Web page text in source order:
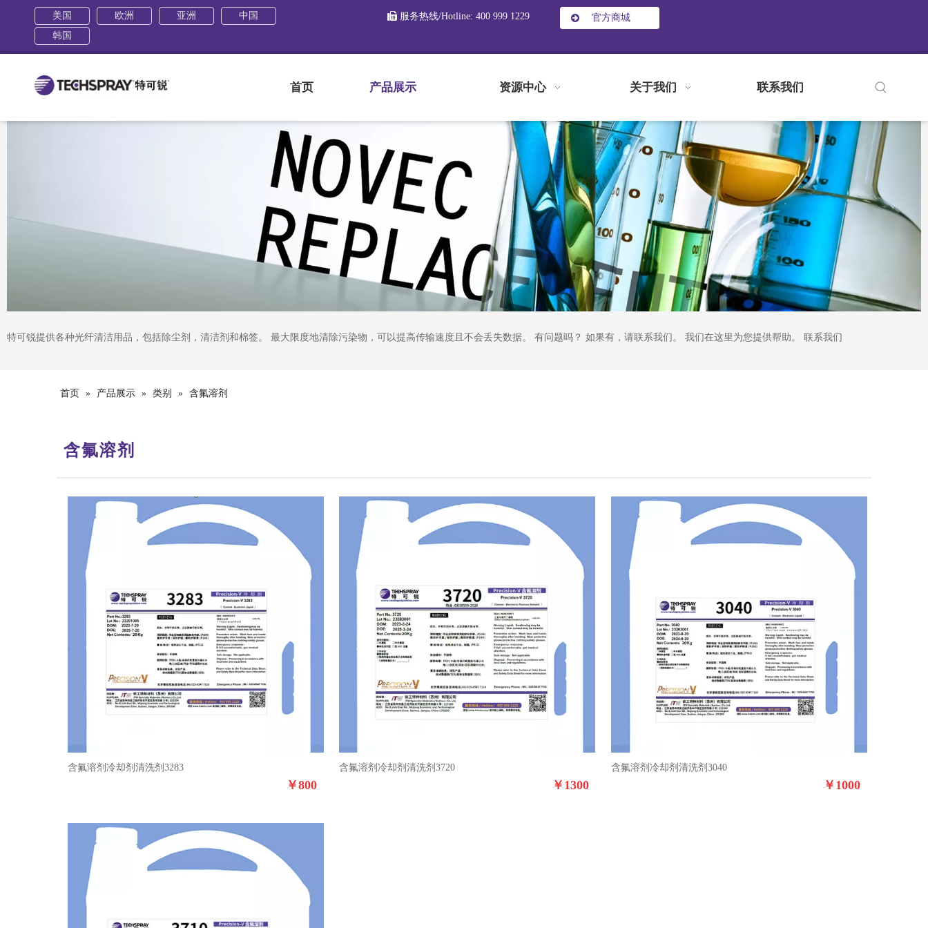
美国 欧洲 亚洲
中国
韩国
 服务热线/Hotline: 400 999 1229 官方商城
首页 产品展示 资源中心 关于我们 联系我们
特可锐提供各种光纤清洁用品，包括除尘剂，清洁剂和棉签。 最大限度地清除污染物，可以提高传输速度且不会丢失数据。 有问题吗？ 如果有，请联系我们。 我们在这里为您提供帮助。 联系我们
首页 » 产品展示 » 类别 » 含氟溶剂
含氟溶剂
含氟溶剂冷却剂清洗剂3283
￥800
含氟溶剂冷却剂清洗剂3720
￥ 1300
含氟溶剂冷却剂清洗剂3040
￥ 1000